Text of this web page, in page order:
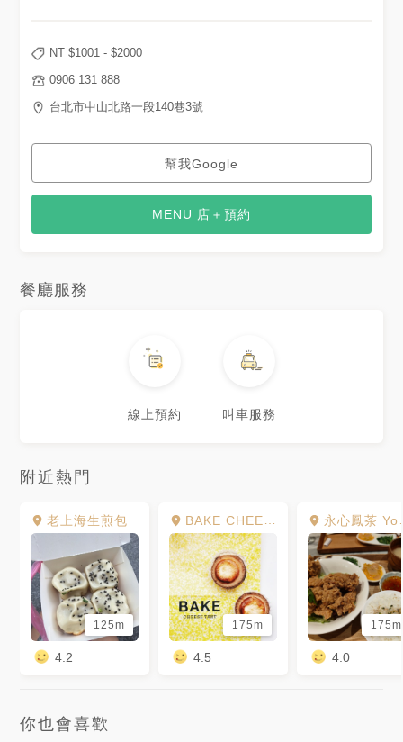
NT $1001 - $2000
0906 131 888
台北市中山北路一段140巷3號
幫我Google
MENU 店＋預約
餐廳服務
線上預約 叫車服務
附近熱門
老上海生煎包
125m
4.2
BAKE CHEESE TART 新光三越南西3館店
175m
4.5
永心鳳茶 Yonshin Tea & Cake Selection Bar 新光南西店
175m
4.0
你也會喜歡